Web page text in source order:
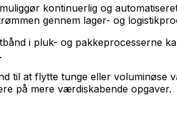
kontinuerlig og
gennem lager- og
i pluk- og pakkeprocesserne
til at flytte tunge eller
på mere værdiskabende opgaver.